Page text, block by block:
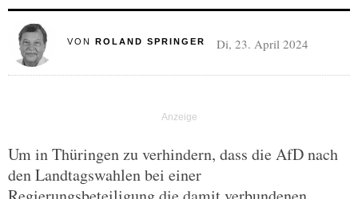
VON ROLAND SPRINGER Di, 23. April 2024
Um in Thüringen zu verhindern, dass die AfD nach
den Landtagswahlen bei einer